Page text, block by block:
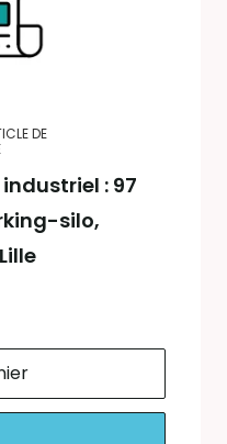
DE
: 97
silo,